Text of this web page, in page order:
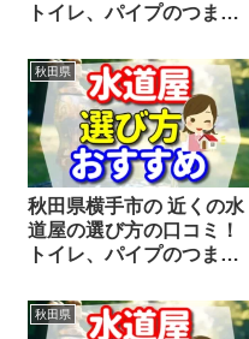
トイレ、パイプのつま
修理の前にチェックする
ことをシェアします。
秋田県
秋田県横手市の 近くの水
道屋の選び方の口コミ！
トイレ、パイプのつま
修理の前にチェックする
ことをシェアします。
秋田県